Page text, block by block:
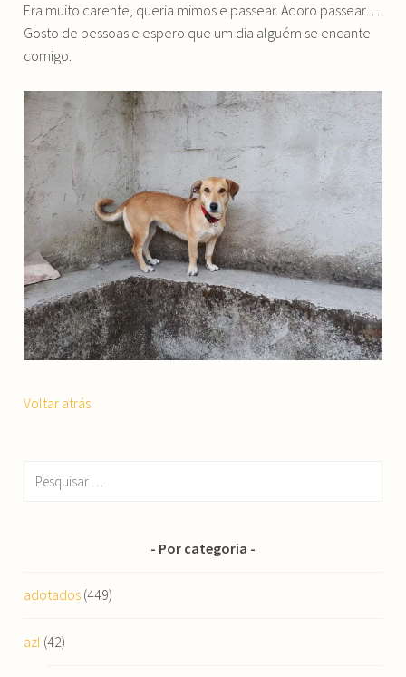
Era muito carente, queria mimos e passear. Adoro passear…
Gosto de pessoas e espero que um dia alguém se encante
comigo.
Voltar atrás
Por categoria
adotados (449)
azl (42)